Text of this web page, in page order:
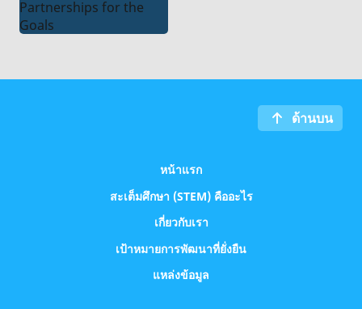
ด้านบน
หน้าแรก
สะเต็มศึกษา (STEM) คืออะไร
เกี่ยวกับเรา
เป้าหมายการพัฒนาที่ยั่งยืน
แหล่งข้อมูล